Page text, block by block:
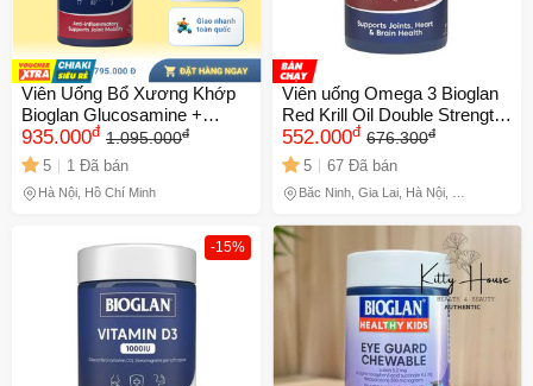
Viên Uống Bổ Xương Khớp
Bioglan Glucosamine +
Chondroi + Nghệ 120 Viên -
Hỗ Trợ Khớp Linh Hoạt,
Giảm Đau Nhức - Thương
Hiệu Uớc Uy Tín
935.000đ 1.095.000đ
5 1 Đã bán
Hà Nội, Hồ Chí Minh
Viên uống Omega 3 Bioglan
Red Krill Oil Double Strength
1000mg - Hỗ trợ tim mạch,
cải thiện trí nhớ và sức khỏe
não bộ
552.000đ 676.300đ
5 67 Đã bán
Bắc Ninh, Gia Lai, Hà Nội, Hồ
-15%